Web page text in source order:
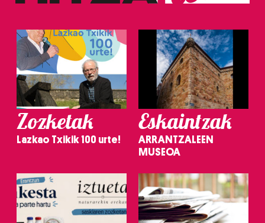
Zozketak
Lazkao Txikik 100 urte!
Eskaintzak
ARRANTZALEEN
MUSEOA